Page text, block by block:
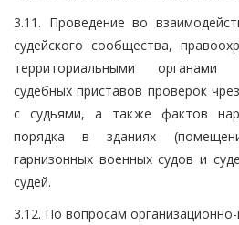
3.11. Проведение во
судейского сообщества,
территориальными
судебных приставов проверок
с судьями, а также фактов
порядка в зданиях
гарнизонных военных судов и
судей.
3.12. По вопросам